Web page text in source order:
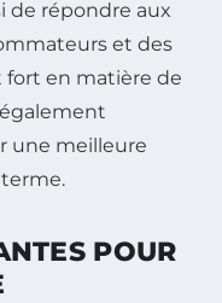
de répondre aux
et des
fort en matière de
une meilleure
POUR